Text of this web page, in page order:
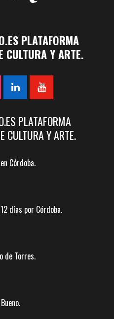
PLATAFORMA
CULTURA Y ARTE.
PLATAFORMA
CULTURA Y ARTE.
Córdoba.
días por Córdoba.
de Torres.